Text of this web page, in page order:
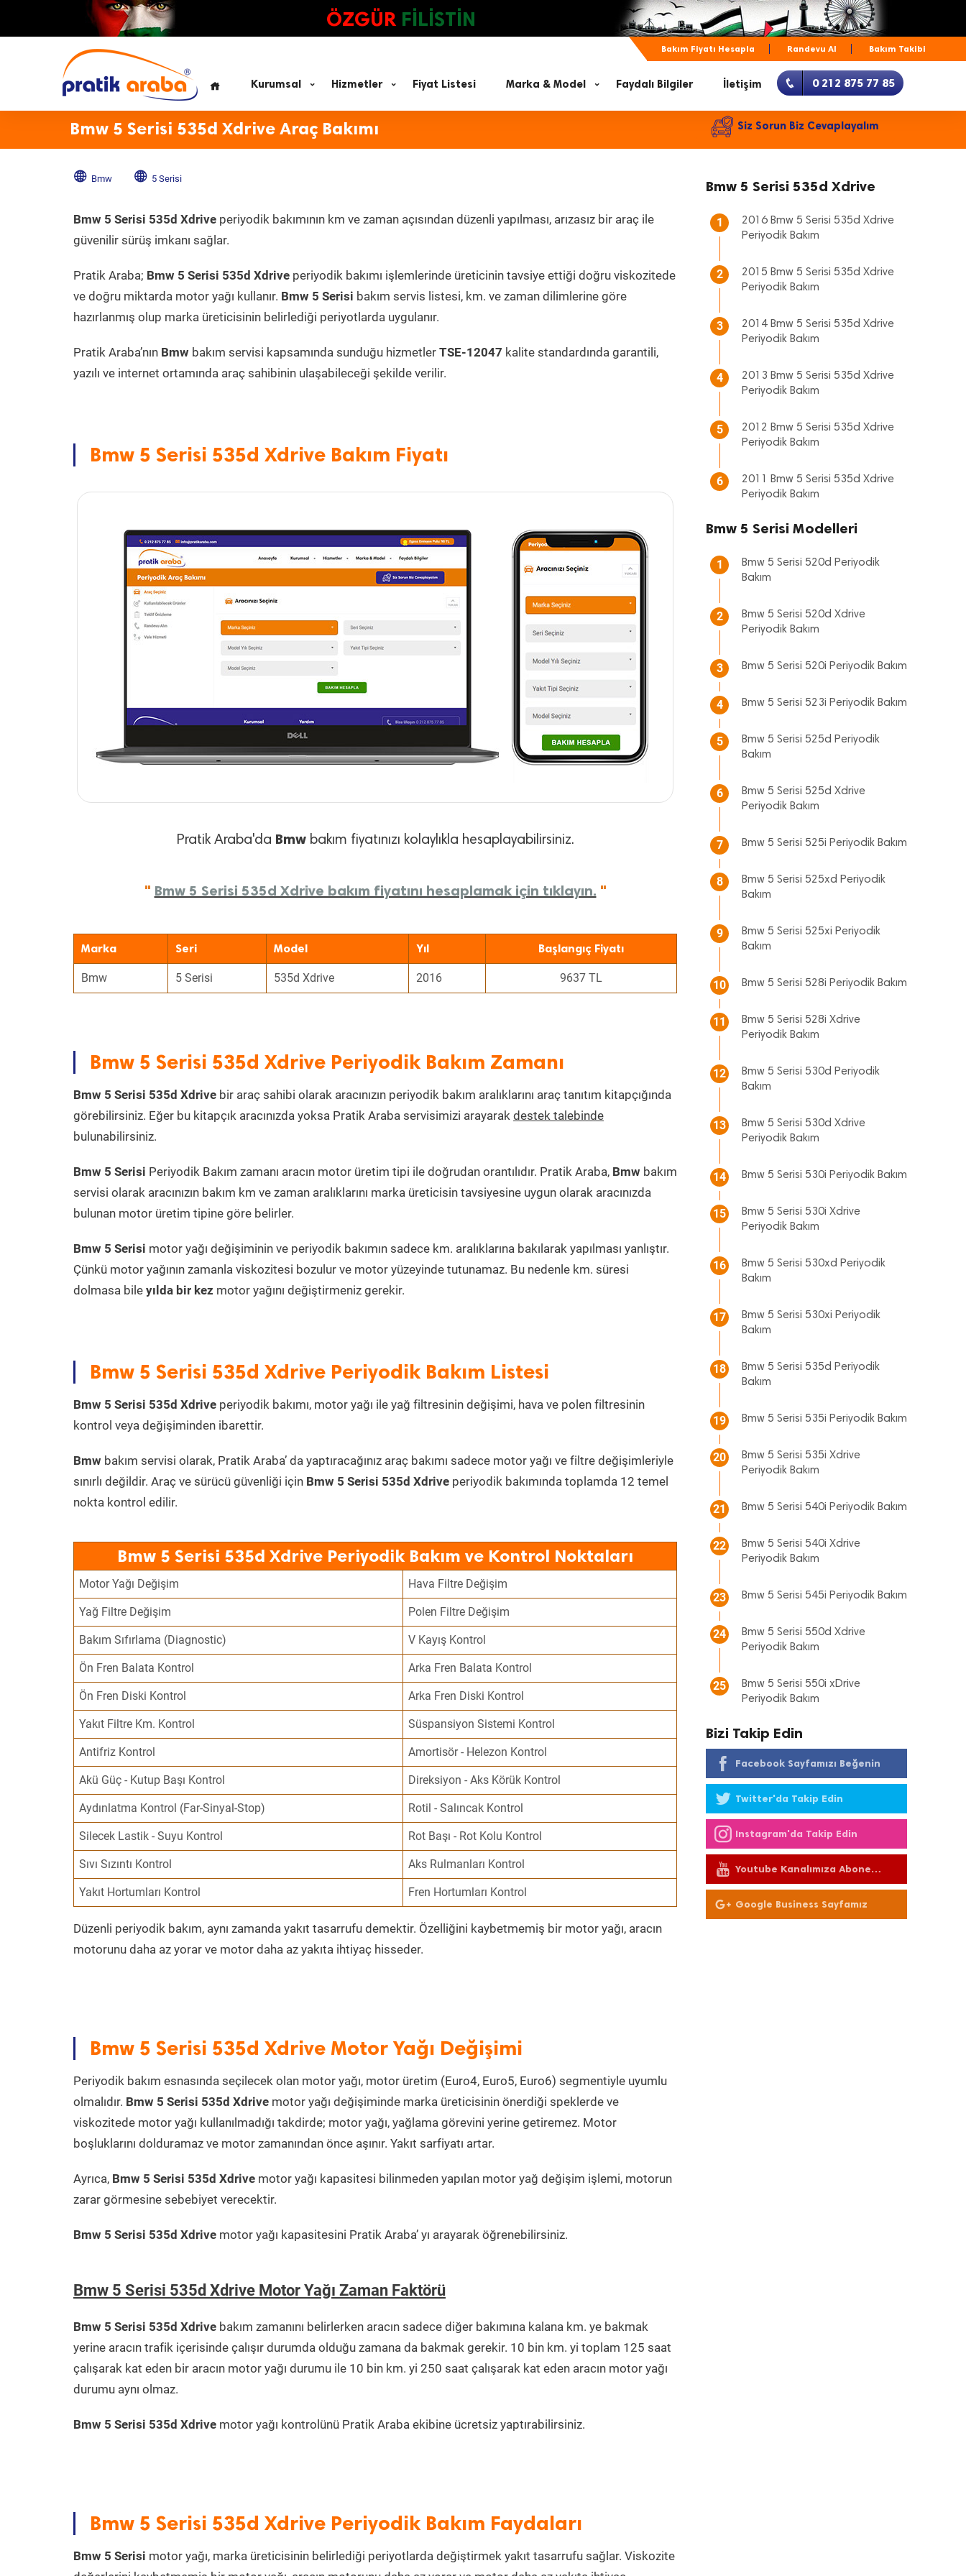
ÖZGÜR FİLİSTİN
Bakım Fiyatı Hesapla Randevu Al Bakım Takibi
Kurumsal Hizmetler Fiyat Listesi Marka & Model Faydalı Bilgiler İletişim 0 212 875 77 85
Bmw 5 Serisi 535d Xdrive Araç Bakımı Siz Sorun Biz Cevaplayalım
Bmw 5 Serisi
Bmw 5 Serisi 535d Xdrive periyodik bakımının km ve zaman açısından düzenli yapılması, arızasız bir araç ile
güvenilir sürüş imkanı sağlar.
Pratik Araba; Bmw 5 Serisi 535d Xdrive periyodik bakımı işlemlerinde üreticinin tavsiye ettiği doğru viskozitede
ve doğru miktarda motor yağı kullanır. Bmw 5 Serisi bakım servis listesi, km. ve zaman dilimlerine göre
hazırlanmış olup marka üreticisinin belirlediği periyotlarda uygulanır.
Pratik Araba’nın Bmw bakım servisi kapsamında sunduğu hizmetler TSE-12047 kalite standardında garantili,
yazılı ve internet ortamında araç sahibinin ulaşabileceği şekilde verilir.
Bmw 5 Serisi 535d Xdrive Bakım Fiyatı
Pratik Araba'da Bmwbakım fiyatınızı kolaylıkla hesaplayabilirsiniz.
" Bmw 5 Serisi 535d Xdrive bakım fiyatını hesaplamak için tıklayın. "
Marka Seri Model Yıl Başlangıç Fiyatı
Bmw 5 Serisi 535d Xdrive 2016 9637 TL
Bmw 5 Serisi 535d Xdrive Periyodik Bakım Zamanı
Bmw 5 Serisi 535d Xdrive bir araç sahibi olarak aracınızın periyodik bakım aralıklarını araç tanıtım kitapçığında
görebilirsiniz. Eğer bu kitapçık aracınızda yoksa Pratik Araba servisimizi arayarak destek talebinde
bulunabilirsiniz.
Bmw 5 Serisi Periyodik Bakım zamanı aracın motor üretim tipi ile doğrudan orantılıdır. Pratik Araba, Bmw bakım
servisi olarak aracınızın bakım km ve zaman aralıklarını marka üreticisin tavsiyesine uygun olarak aracınızda
bulunan motor üretim tipine göre belirler.
Bmw 5 Serisi motor yağı değişiminin ve periyodik bakımın sadece km. aralıklarına bakılarak yapılması yanlıştır.
Çünkü motor yağının zamanla viskozitesi bozulur ve motor yüzeyinde tutunamaz. Bu nedenle km. süresi
dolmasa bile yılda bir kez motor yağını değiştirmeniz gerekir.
Bmw 5 Serisi 535d Xdrive Periyodik Bakım Listesi
Bmw 5 Serisi 535d Xdrive periyodik bakımı, motor yağı ile yağ filtresinin değişimi, hava ve polen filtresinin
kontrol veya değişiminden ibarettir.
Bmw bakım servisi olarak, Pratik Araba’ da yaptıracağınız araç bakımı sadece motor yağı ve filtre değişimleriyle
sınırlı değildir. Araç ve sürücü güvenliği için Bmw 5 Serisi 535d Xdrive periyodik bakımında toplamda 12 temel
nokta kontrol edilir.
Bmw 5 Serisi 535d Xdrive Periyodik Bakım ve Kontrol Noktaları
Motor Yağı Değişim Hava Filtre Değişim
Yağ Filtre Değişim Polen Filtre Değişim
Bakım Sıfırlama (Diagnostic) V Kayış Kontrol
Ön Fren Balata Kontrol Arka Fren Balata Kontrol
Ön Fren Diski Kontrol Arka Fren Diski Kontrol
Yakıt Filtre Km. Kontrol Süspansiyon Sistemi Kontrol
Antifriz Kontrol Amortisör - Helezon Kontrol
Akü Güç - Kutup Başı Kontrol Direksiyon - Aks Körük Kontrol
Aydınlatma Kontrol (Far-Sinyal-Stop) Rotil - Salıncak Kontrol
Silecek Lastik - Suyu Kontrol Rot Başı - Rot Kolu Kontrol
Sıvı Sızıntı Kontrol Aks Rulmanları Kontrol
Yakıt Hortumları Kontrol Fren Hortumları Kontrol
Düzenli periyodik bakım, aynı zamanda yakıt tasarrufu demektir. Özelliğini kaybetmemiş bir motor yağı, aracın
motorunu daha az yorar ve motor daha az yakıta ihtiyaç hisseder.
Bmw 5 Serisi 535d Xdrive Motor Yağı Değişimi
Periyodik bakım esnasında seçilecek olan motor yağı, motor üretim (Euro4, Euro5, Euro6) segmentiyle uyumlu
olmalıdır. Bmw 5 Serisi 535d Xdrive motor yağı değişiminde marka üreticisinin önerdiği speklerde ve
viskozitede motor yağı kullanılmadığı takdirde; motor yağı, yağlama görevini yerine getiremez. Motor
boşluklarını dolduramaz ve motor zamanından önce aşınır. Yakıt sarfiyatı artar.
Ayrıca, Bmw 5 Serisi 535d Xdrive motor yağı kapasitesi bilinmeden yapılan motor yağ değişim işlemi, motorun
zarar görmesine sebebiyet verecektir.
Bmw 5 Serisi 535d Xdrive motor yağı kapasitesini Pratik Araba’ yı arayarak öğrenebilirsiniz.
Bmw 5 Serisi 535d Xdrive Motor Yağı Zaman Faktörü
Bmw 5 Serisi 535d Xdrive bakım zamanını belirlerken aracın sadece diğer bakımına kalana km. ye bakmak
yerine aracın trafik içerisinde çalışır durumda olduğu zamana da bakmak gerekir. 10 bin km. yi toplam 125 saat
çalışarak kat eden bir aracın motor yağı durumu ile 10 bin km. yi 250 saat çalışarak kat eden aracın motor yağı
durumu aynı olmaz.
Bmw 5 Serisi 535d Xdrive motor yağı kontrolünü Pratik Araba ekibine ücretsiz yaptırabilirsiniz.
Bmw 5 Serisi 535d Xdrive Periyodik Bakım Faydaları
Bmw 5 Serisi motor yağı, marka üreticisinin belirlediği periyotlarda değiştirmek yakıt tasarrufu sağlar. Viskozite
Bmw 5 Serisi 535d Xdrive
1
2016 Bmw 5 Serisi 535d Xdrive
Periyodik Bakım
2
2015 Bmw 5 Serisi 535d Xdrive
Periyodik Bakım
3
2014 Bmw 5 Serisi 535d Xdrive
Periyodik Bakım
4
2013 Bmw 5 Serisi 535d Xdrive
Periyodik Bakım
5
2012 Bmw 5 Serisi 535d Xdrive
Periyodik Bakım
6
2011 Bmw 5 Serisi 535d Xdrive
Periyodik Bakım
Bmw 5 Serisi Modelleri
1
Bmw 5 Serisi 520d Periyodik
Bakım
2
Bmw 5 Serisi 520d Xdrive
Periyodik Bakım
3 Bmw 5 Serisi 520i Periyodik Bakım
4 Bmw 5 Serisi 523i Periyodik Bakım
5
Bmw 5 Serisi 525d Periyodik
Bakım
6
Bmw 5 Serisi 525d Xdrive
Periyodik Bakım
7 Bmw 5 Serisi 525i Periyodik Bakım
8
Bmw 5 Serisi 525xd Periyodik
Bakım
9
Bmw 5 Serisi 525xi Periyodik
Bakım
10 Bmw 5 Serisi 528i Periyodik Bakım
11
Bmw 5 Serisi 528i Xdrive
Periyodik Bakım
12
Bmw 5 Serisi 530d Periyodik
Bakım
13
Bmw 5 Serisi 530d Xdrive
Periyodik Bakım
14 Bmw 5 Serisi 530i Periyodik Bakım
15
Bmw 5 Serisi 530i Xdrive
Periyodik Bakım
16
Bmw 5 Serisi 530xd Periyodik
Bakım
17
Bmw 5 Serisi 530xi Periyodik
Bakım
18
Bmw 5 Serisi 535d Periyodik
Bakım
19 Bmw 5 Serisi 535i Periyodik Bakım
20
Bmw 5 Serisi 535i Xdrive
Periyodik Bakım
21 Bmw 5 Serisi 540i Periyodik Bakım
22
Bmw 5 Serisi 540i Xdrive
Periyodik Bakım
23 Bmw 5 Serisi 545i Periyodik Bakım
24
Bmw 5 Serisi 550d Xdrive
Periyodik Bakım
25
Bmw 5 Serisi 550i xDrive
Periyodik Bakım
Bizi Takip Edin
Facebook Sayfamızı Beğenin
Twitter'da Takip Edin
Instagram'da Takip Edin
Youtube Kanalımıza Abone
Olun
Google Business Sayfamız